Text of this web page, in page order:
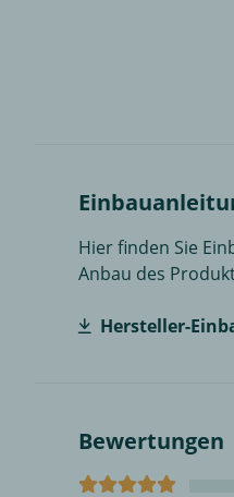
Hier finden Sie
Anbau des
Hersteller-
Bewertungen